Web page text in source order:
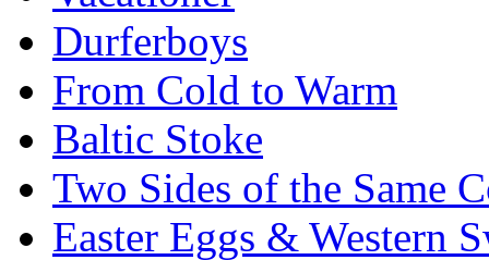
Durferboys
From Cold to Warm
Baltic Stoke
Two Sides of the Same
Easter Eggs & Western